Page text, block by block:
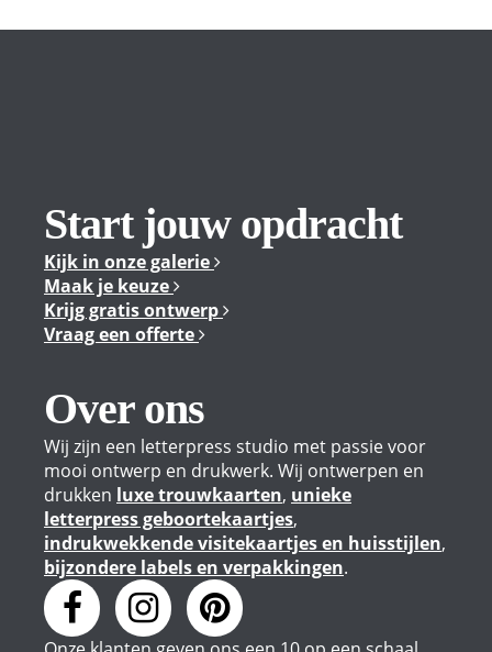
Start jouw opdracht
Kijk in onze galerie
Maak je keuze
Krijg gratis ontwerp
Vraag een offerte
Over ons
Wij zijn een letterpress studio met passie voor
mooi ontwerp en drukwerk. Wij ontwerpen en
drukken luxe trouwkaarten, unieke
letterpress geboortekaartjes,
indrukwekkende visitekaartjes en huisstijlen,
bijzondere labels en verpakkingen.